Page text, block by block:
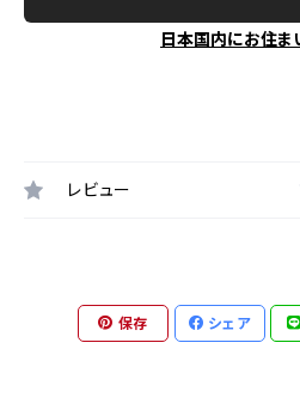
日本国内にお住ま
レビュー
保存 シェア